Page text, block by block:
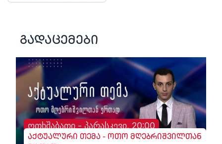
გადაცემები
ოთხშაბათი - პარასკევი, 20:00
აქტუალური თემა - ოთო მღებრიშვილთან